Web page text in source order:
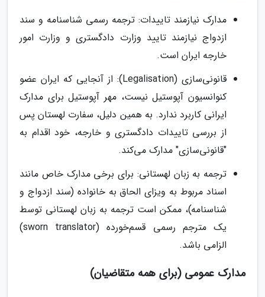
مدارک نیازمند تاییدات: ترجمه رسمی شناسنامه و سند
ازدواج نیازمند تایید وزارت دادگستری و وزارت امور
خارجه ایران است.
قانونی‌سازی (Legalisation): از آنجایی که ایران عضو
کنوانسیون آپوستیل نیست، مهر آپوستیل برای مدارک
ایرانی کاربرد ندارد. به همین دلیل، سفارت لهستان پس
از بررسی تاییدات دادگستری و خارجه، خود اقدام به
"قانونی‌سازی" مدارک می‌کند.
ترجمه به زبان لهستانی: برای برخی مدارک خاص مانند
اسناد مربوط به ویزای الحاق به خانواده (سند ازدواج و
شناسنامه)، ممکن است ترجمه به زبان لهستانی توسط
یک مترجم رسمی قسم‌خورده (sworn translator)
الزامی باشد.
مدارک عمومی (برای همه متقاضیان)